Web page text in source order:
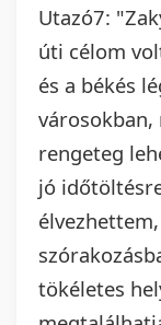
Utazó7:
úti célom
és a békés
városokban,
rengeteg
jó
tökéletes